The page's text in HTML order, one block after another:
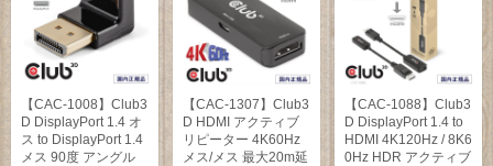
【CAC-1008】Club3
D DisplayPort 1.4 オ
ス to DisplayPort 1.4
メス 90度 アングル
【CAC-1307】Club3
D HDMI アクティブ
リピーター 4K60Hz
メス/メス 最大20m延
【CAC-1088】Club3
D DisplayPort 1.4 to
HDMI 4K120Hz / 8K6
0Hz HDR アクティブ